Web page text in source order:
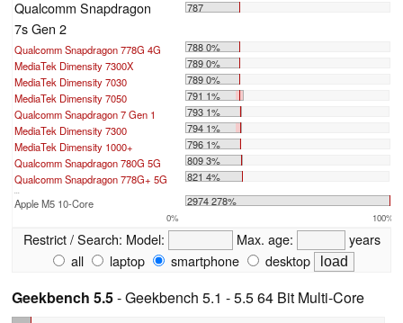
Qualcomm Snapdragon
7s Gen 2
787
Qualcomm Snapdragon 778G 4G
788 0%
MediaTek Dimensity 7300X
789 0%
MediaTek Dimensity 7030
789 0%
MediaTek Dimensity 7050
791 1%
Qualcomm Snapdragon 7 Gen 1
793 1%
MediaTek Dimensity 7300
794 1%
MediaTek Dimensity 1000+
796 1%
Qualcomm Snapdragon 780G 5G
809 3%
Qualcomm Snapdragon 778G+ 5G
821 4%
...
Apple M5 10-Core 2974 278%
0% 100%
Restrict / Search: Model: Max. age:
years
all
laptop smartphone desktop
Geekbench 5.5- Geekbench 5.1 - 5.5 64 Bit Multi-Core